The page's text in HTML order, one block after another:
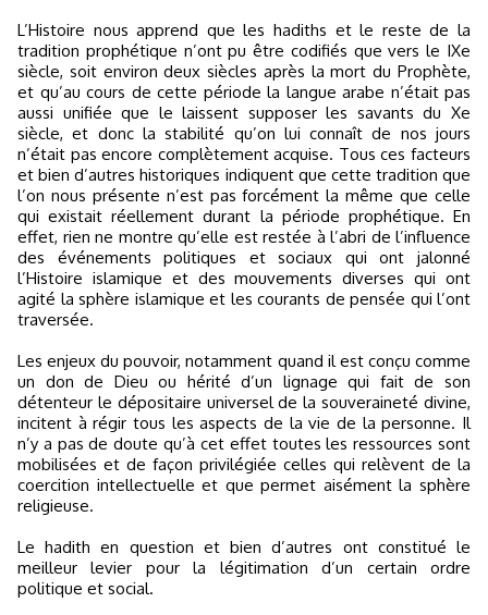
L’Histoire nous apprend que les hadiths et le reste de la
tradition prophétique n’ont pu être codifiés que vers le IXe
siècle, soit environ deux siècles après la mort du Prophète,
et qu’au cours de cette période la langue arabe n’était pas
aussi unifiée que le laissent supposer les savants du Xe
siècle, et donc la stabilité qu’on lui connaît de nos jours
n’était pas encore complètement acquise. Tous ces facteurs
et bien d’autres historiques indiquent que cette tradition que
l’on nous présente n’est pas forcément la même que celle
qui existait réellement durant la période prophétique. En
effet, rien ne montre qu’elle est restée à l’abri de l’influence
des événements politiques et sociaux qui ont jalonné
l’Histoire islamique et des mouvements diverses qui ont
agité la sphère islamique et les courants de pensée qui l’ont
traversée.
Les enjeux du pouvoir, notamment quand il est conçu comme
un don de Dieu ou hérité d’un lignage qui fait de son
détenteur le dépositaire universel de la souveraineté divine,
incitent à régir tous les aspects de la vie de la personne. Il
n’y a pas de doute qu’à cet effet toutes les ressources sont
mobilisées et de façon privilégiée celles qui relèvent de la
coercition intellectuelle et que permet aisément la sphère
religieuse.
Le hadith en question et bien d’autres ont constitué le
meilleur levier pour la légitimation d’un certain ordre
politique et social.